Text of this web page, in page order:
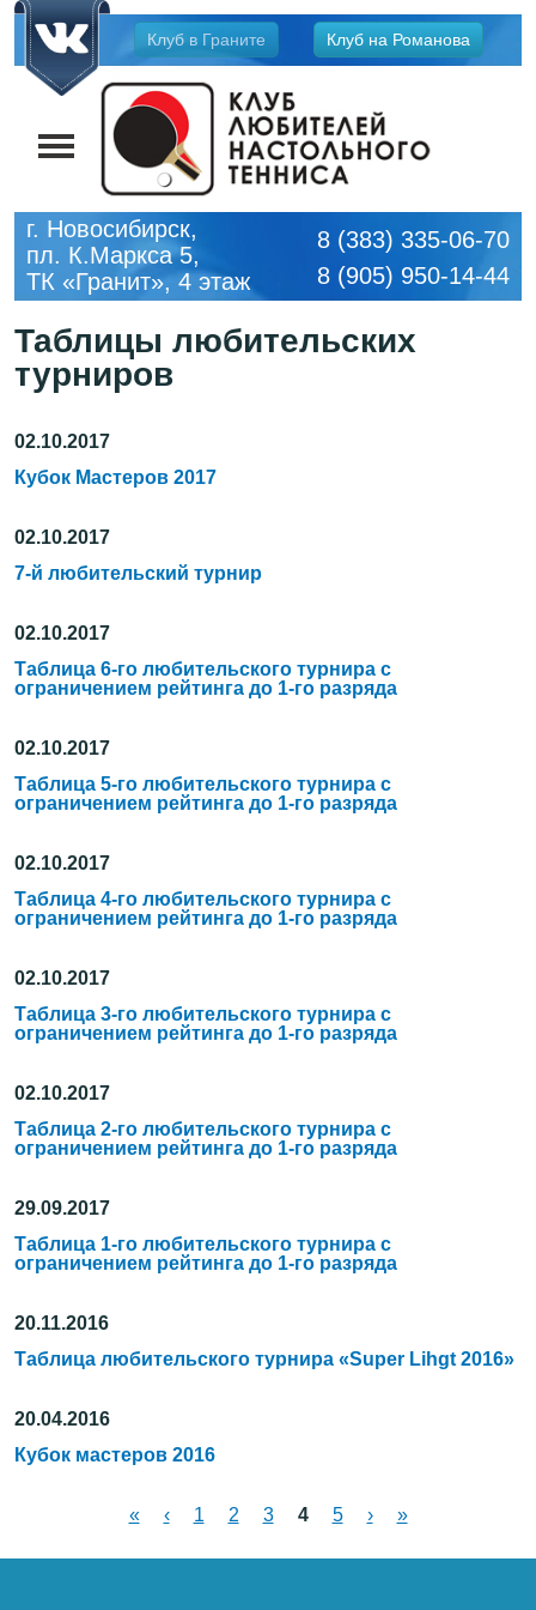
Jump
navigation
Клуб в Граните Клуб на Романова
г. Новосибирск,
пл. К.Маркса 5,
ТК «Гранит», 4 этаж
8 (383) 335-06-70
8 (905) 950-14-44
Таблицы любительских
турниров
02.10.2017
Кубок Мастеров 2017
02.10.2017
7-й любительский турнир
02.10.2017
Таблица 6-го любительского турнира с
ограничением рейтинга до 1-го разряда
02.10.2017
Таблица 5-го любительского турнира с
ограничением рейтинга до 1-го разряда
02.10.2017
Таблица 4-го любительского турнира с
ограничением рейтинга до 1-го разряда
02.10.2017
Таблица 3-го любительского турнира с
ограничением рейтинга до 1-го разряда
02.10.2017
Таблица 2-го любительского турнира с
ограничением рейтинга до 1-го разряда
29.09.2017
Таблица 1-го любительского турнира с
ограничением рейтинга до 1-го разряда
20.11.2016
Таблица любительского турнира «Super Lihgt 2016»
20.04.2016
Кубок мастеров 2016
« ‹ 1 2 3 4 5 › »